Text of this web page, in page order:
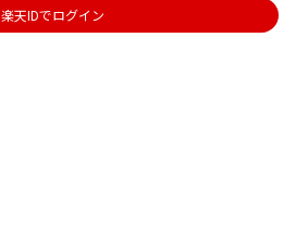
楽天IDでログイン